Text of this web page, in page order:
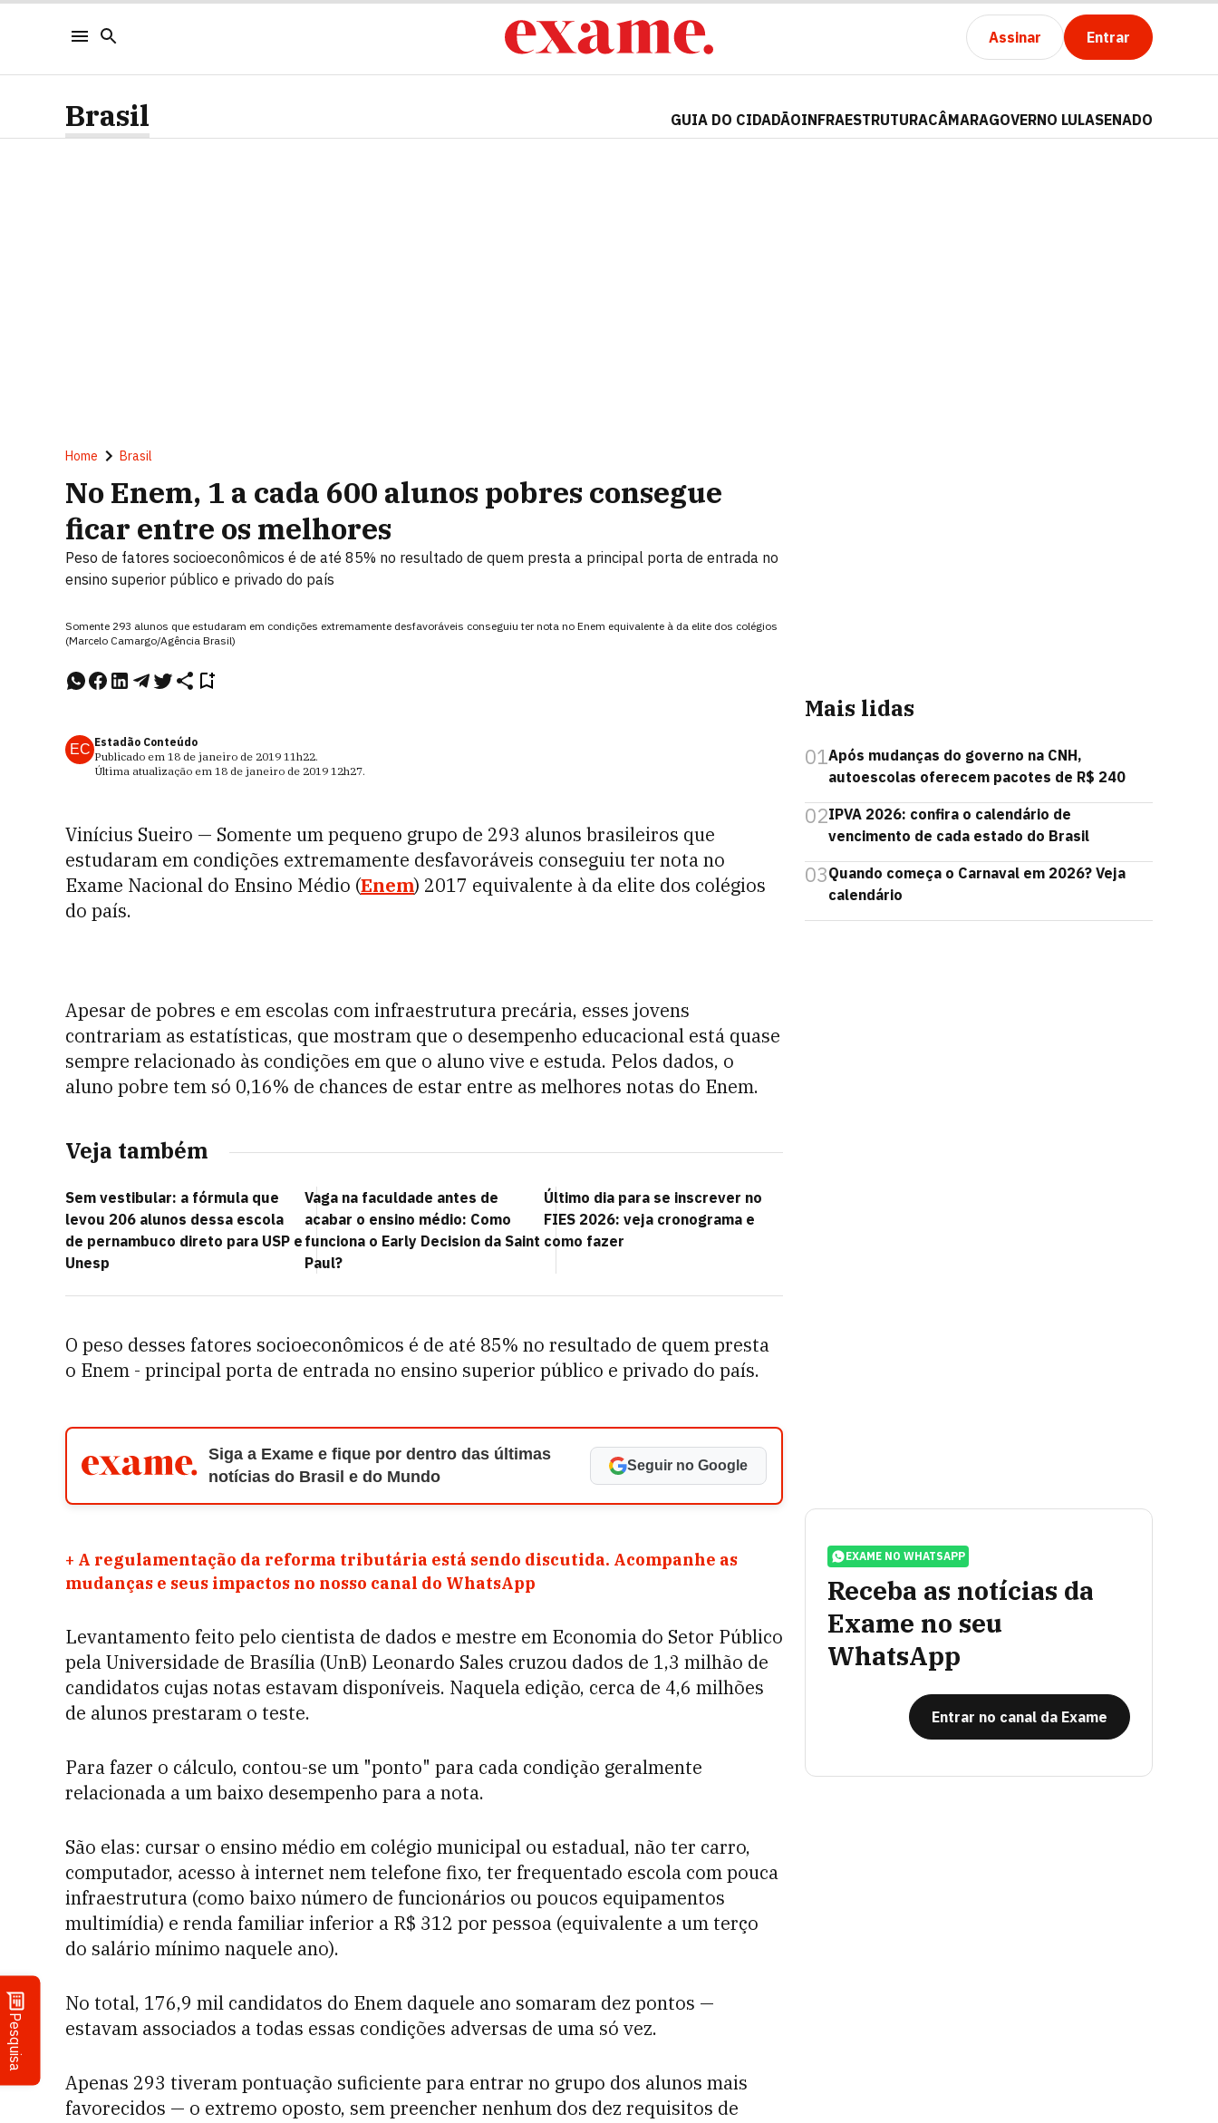
Assinar Entrar
Pesquisa
Brasil GUIA DO CIDADÃOINFRAESTRUTURACÂMARAGOVERNO LULASENADO
Home Brasil
No Enem, 1 a cada 600 alunos pobres consegue
ficar entre os melhores
Peso de fatores socioeconômicos é de até 85% no resultado de quem presta a principal porta de entrada no
ensino superior público e privado do país
Somente 293 alunos que estudaram em condições extremamente desfavoráveis conseguiu ter nota no Enem equivalente à da elite dos colégios
(Marcelo Camargo/Agência Brasil)
EC Estadão Conteúdo
Publicado em 18 de janeiro de 2019 11h22.
Última atualização em 18 de janeiro de 2019 12h27.
Vinícius Sueiro — Somente um pequeno grupo de 293 alunos brasileiros que
estudaram em condições extremamente desfavoráveis conseguiu ter nota no
Exame Nacional do Ensino Médio (Enem) 2017 equivalente à da elite dos colégios
do país.
Apesar de pobres e em escolas com infraestrutura precária, esses jovens
contrariam as estatísticas, que mostram que o desempenho educacional está quase
sempre relacionado às condições em que o aluno vive e estuda. Pelos dados, o
aluno pobre tem só 0,16% de chances de estar entre as melhores notas do Enem.
Veja também
Sem vestibular: a fórmula que
levou 206 alunos dessa escola
de pernambuco direto para USP e
Unesp
Vaga na faculdade antes de
acabar o ensino médio: Como
funciona o Early Decision da Saint
Paul?
Último dia para se inscrever no
FIES 2026: veja cronograma e
como fazer
O peso desses fatores socioeconômicos é de até 85% no resultado de quem presta
o Enem - principal porta de entrada no ensino superior público e privado do país.
Siga a Exame e fique por dentro das últimas
notícias do Brasil e do Mundo
Seguir no Google
+ A regulamentação da reforma tributária está sendo discutida. Acompanhe as
mudanças e seus impactos no nosso canal do WhatsApp
Levantamento feito pelo cientista de dados e mestre em Economia do Setor Público
pela Universidade de Brasília (UnB) Leonardo Sales cruzou dados de 1,3 milhão de
candidatos cujas notas estavam disponíveis. Naquela edição, cerca de 4,6 milhões
de alunos prestaram o teste.
Para fazer o cálculo, contou-se um "ponto" para cada condição geralmente
relacionada a um baixo desempenho para a nota.
São elas: cursar o ensino médio em colégio municipal ou estadual, não ter carro,
computador, acesso à internet nem telefone fixo, ter frequentado escola com pouca
infraestrutura (como baixo número de funcionários ou poucos equipamentos
multimídia) e renda familiar inferior a R$ 312 por pessoa (equivalente a um terço
do salário mínimo naquele ano).
No total, 176,9 mil candidatos do Enem daquele ano somaram dez pontos —
estavam associados a todas essas condições adversas de uma só vez.
Apenas 293 tiveram pontuação suficiente para entrar no grupo dos alunos mais
favorecidos — o extremo oposto, sem preencher nenhum dos dez requisitos de
Mais lidas
01Após mudanças do governo na CNH,
autoescolas oferecem pacotes de R$ 240
02IPVA 2026: confira o calendário de
vencimento de cada estado do Brasil
03Quando começa o Carnaval em 2026? Veja
calendário
EXAME NO WHATSAPP
Receba as notícias da
Exame no seu
WhatsApp
Entrar no canal da Exame